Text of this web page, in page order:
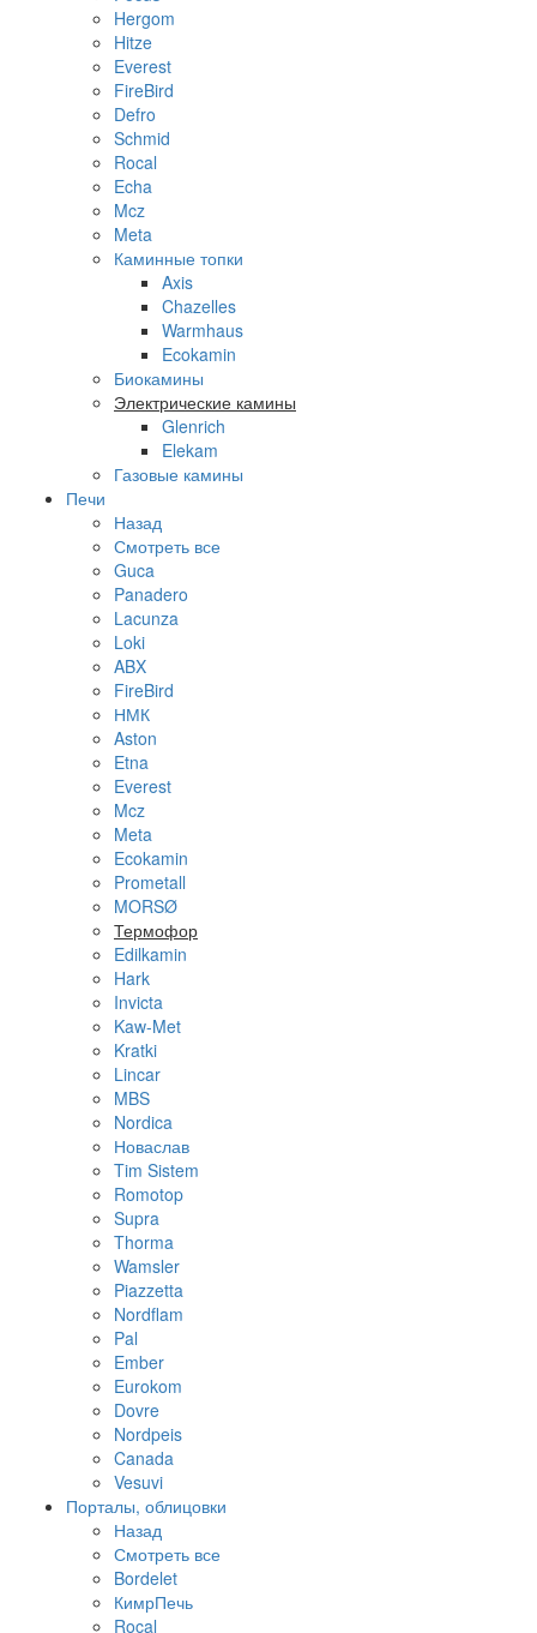
Hergom
Hitze
Everest
FireBird
Defro
Schmid
Rocal
Echa
Mcz
Meta
Каминные топки
Axis
Chazelles
Warmhaus
Ecokamin
Биокамины
Электрические камины
Glenrich
Elekam
Газовые камины
Печи
Назад
Смотреть все
Guca
Panadero
Lacunza
Loki
ABX
FireBird
НМК
Aston
Etna
Everest
Mcz
Meta
Ecokamin
Prometall
MORSØ
Термофор
Edilkamin
Hark
Invicta
Kaw-Met
Kratki
Lincar
MBS
Nordica
Новаслав
Tim Sistem
Romotop
Supra
Thorma
Wamsler
Piazzetta
Nordflam
Pal
Ember
Eurokom
Dovre
Nordpeis
Canada
Vesuvi
Порталы, облицовки
Назад
Смотреть все
Bordelet
КимрПечь
Rocal